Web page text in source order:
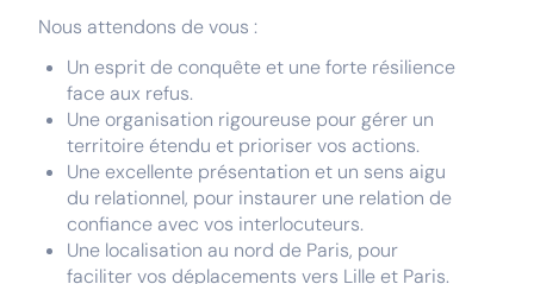
Nous attendons de vous :
Un esprit de conquête et une forte résilience
face aux refus.
Une organisation rigoureuse pour gérer un
territoire étendu et prioriser vos actions.
Une excellente présentation et un sens aigu
du relationnel, pour instaurer une relation de
confiance avec vos interlocuteurs.
Une localisation au nord de Paris, pour
faciliter vos déplacements vers Lille et Paris.